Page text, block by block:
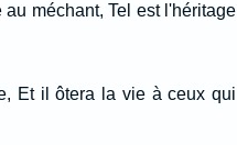
méchant, Tel est l'héritage
Et il ôtera la vie à ceux qui